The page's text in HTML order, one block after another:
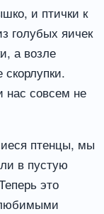
и птички к
голубых яичек
а возле
нас совсем не
птенцы, мы
в пустую
это